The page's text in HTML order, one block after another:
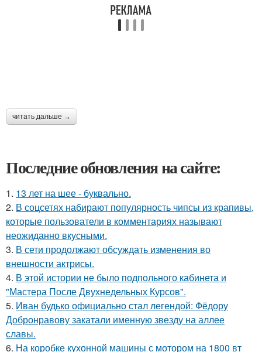
читать дальше →
Последние обновления на сайте:
1. 13 лет на шее - буквально.
2. В соцсетях набирают популярность чипсы из крапивы,
которые пользователи в комментариях называют
неожиданно вкусными.
3. В сети продолжают обсуждать изменения во
внешности актрисы.
4. В этой истории не было подпольного кабинета и
"Мастера После Двухнедельных Курсов".
5. Иван будько официально стал легендой: Фёдору
Добронравову закатали именную звезду на аллее
славы.
6. На коробке кухонной машины с мотором на 1800 вт